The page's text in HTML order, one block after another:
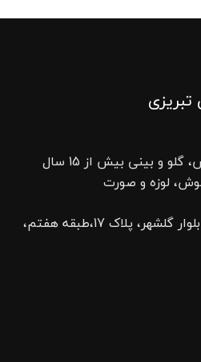
نفر اول پربورد تخصصی گوش، گلو و بینی بیش از 15 سال
لوزه و صورت
تهران، خیابان جردن، بلوار گلشهر، پلاک 17،طبقه هفتم،